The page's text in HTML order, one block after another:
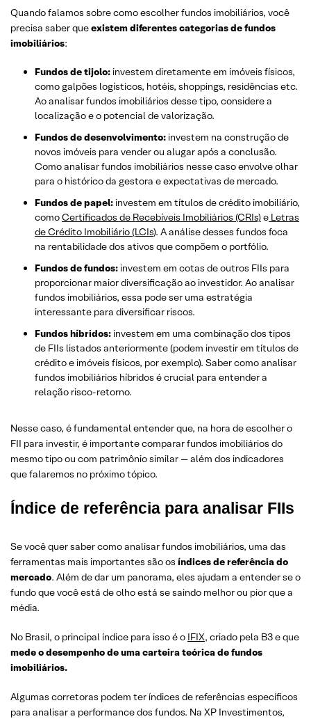
Quando falamos sobre como escolher fundos imobiliários, você
precisa saber queexistem diferentes categorias de fundos
imobiliários:
Fundos de tijolo: investem diretamente em imóveis físicos,
como galpões logísticos, hotéis, shoppings, residências etc.
Ao analisar fundos imobiliários desse tipo, considere a
localização e o potencial de valorização.
Fundos de desenvolvimento: investem na construção de
novos imóveis para vender ou alugar após a conclusão.
Como analisar fundos imobiliários nesse caso envolve olhar
para o histórico da gestora e expectativas de mercado.
Fundos de papel: investem em títulos de crédito imobiliário,
comoCertificados de Recebíveis Imobiliários (CRIs)e Letras
de Crédito Imobiliário (LCIs). A análise desses fundos foca
na rentabilidade dos ativos que compõem o portfólio.
Fundos de fundos: investem em cotas de outros FIIs para
proporcionar maior diversificação ao investidor. Ao analisar
fundos imobiliários, essa pode ser uma estratégia
interessante para diversificar riscos.
Fundos híbridos: investem em uma combinação dos tipos
de FIIs listados anteriormente (podem investir em títulos de
crédito e imóveis físicos, por exemplo). Saber como analisar
fundos imobiliários híbridos é crucial para entender a
relação risco-retorno.
Nesse caso, é fundamental entender que, na hora de escolher o
FII para investir, é importante comparar fundos imobiliários do
mesmo tipo ou com patrimônio similar — além dos indicadores
que falaremos no próximo tópico.
Índice de referência para analisar FIIs
Se você quer saber como analisar fundos imobiliários, uma das
ferramentas mais importantes são os índices de referência do
mercado. Além de dar um panorama, eles ajudam a entender se o
fundo que você está de olho está se saindo melhor ou pior que a
média.
No Brasil, o principal índice para isso é o IFIX, criado pela B3 e que
mede o desempenho de uma carteira teórica de fundos
imobiliários.
Algumas corretoras podem ter índices de referências específicos
para analisar a performance dos fundos. Na XP Investimentos,